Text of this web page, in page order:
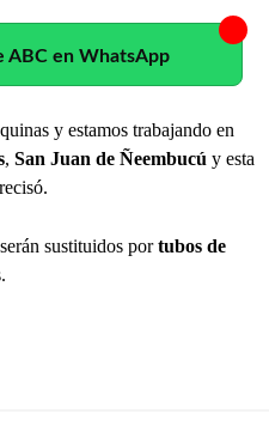
ABC en WhatsApp
y estamos trabajando en
, San Juan de Ñeembucú y esta
sustituidos portubos de